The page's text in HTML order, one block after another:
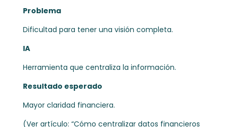
Problema
Dificultad para tener una visión completa.
IA
Herramienta que centraliza la información.
Resultado esperado
Mayor claridad financiera.
(Ver artículo: “Cómo centralizar datos financieros